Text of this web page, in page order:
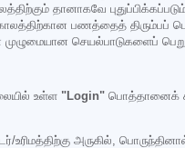
தானாகவே
பணத்தைத் திரும்பப்
செயல்பாடுகளைப்
உள்ள "Login" பொத்தானைக்
உரிமத்திற்கு அருகில்,